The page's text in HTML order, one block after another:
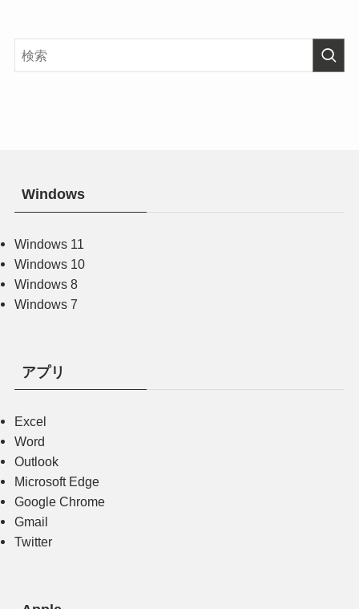
Windows
Windows 11
Windows 10
Windows 8
Windows 7
アプリ
Excel
Word
Outlook
Microsoft Edge
Google Chrome
Gmail
Twitter